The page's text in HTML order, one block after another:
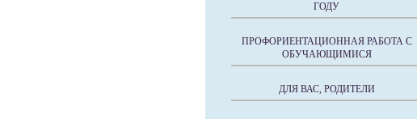
ГОДУ
ПРОФОРИЕНТАЦИОННАЯ РАБОТА С
ОБУЧАЮЩИМИСЯ
ДЛЯ ВАС, РОДИТЕЛИ